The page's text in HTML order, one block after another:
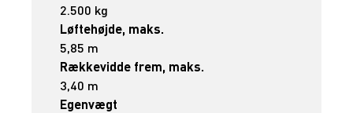
2.500 kg
Løftehøjde, maks.
5,85 m
Rækkevidde frem, maks.
3,40 m
Egenvægt